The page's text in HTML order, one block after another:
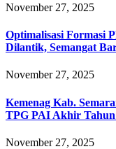
November 27, 2025
Optimalisasi Formasi
Dilantik, Semangat
November 27, 2025
Kemenag Kab.
TPG PAI Akhir Tahun
November 27, 2025